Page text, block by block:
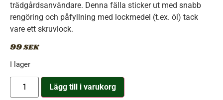
trädgårdsanvändare. Denna fälla sticker ut med snabb
rengöring och påfyllning med lockmedel (t.ex. öl) tack
vare ett skruvlock.
99SEK
I lager
Lägg till i varukorg